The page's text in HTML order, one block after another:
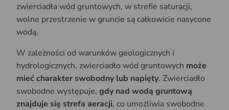
zwierciadła wód gruntowych, w strefie saturacji,
wolne przestrzenie w gruncie są całkowicie nasycone
wodą. ​
W zależności od warunków geologicznych i
hydrologicznych, zwierciadło wód gruntowych może
mieć charakter swobodny lub napięty. Zwierciadło
swobodne występuje, gdy nad wodą gruntową
znajduje się strefa aeracji, co umożliwia swobodne